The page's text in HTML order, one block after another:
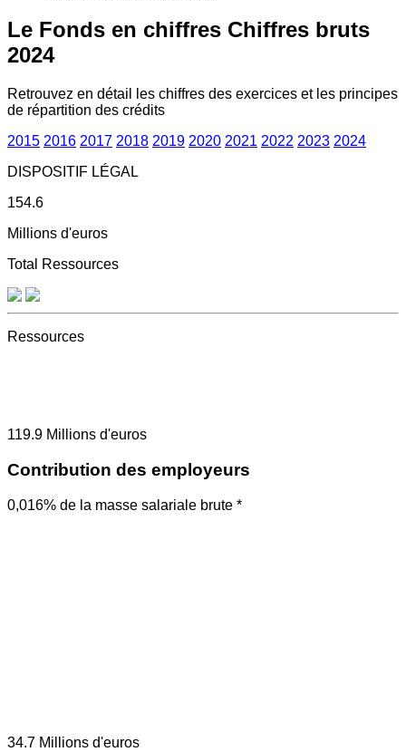
Le Fonds en chiffres Chiffres bruts
2024
Retrouvez en détail les chiffres des exercices et les principes
de répartition des crédits
2015 2016 2017 2018 2019 2020 2021 2022 2023 2024
DISPOSITIF LÉGAL
154.6
Millions d'euros
Total Ressources
Ressources
119.9 Millions d'euros
Contribution des employeurs
0,016% de la masse salariale brute *
34.7 Millions d'euros